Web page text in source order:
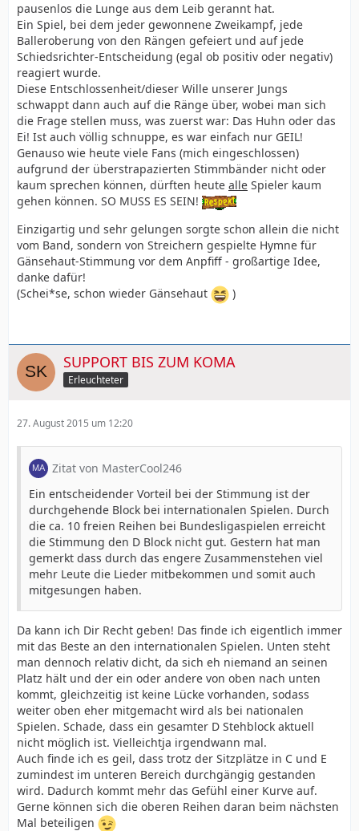
pausenlos die Lunge aus dem Leib gerannt hat.
Ein Spiel, bei dem jeder gewonnene Zweikampf, jede
Balleroberung von den Rängen gefeiert und auf jede
Schiedsrichter-Entscheidung (egal ob positiv oder negativ)
reagiert wurde.
Diese Entschlossenheit/dieser Wille unserer Jungs
schwappt dann auch auf die Ränge über, wobei man sich
die Frage stellen muss, was zuerst war: Das Huhn oder das
Ei! Ist auch völlig schnuppe, es war einfach nur GEIL!
Genauso wie heute viele Fans (mich eingeschlossen)
aufgrund der überstrapazierten Stimmbänder nicht oder
kaum sprechen können, dürften heute alle Spieler kaum
gehen können. SO MUSS ES SEIN!
Einzigartig und sehr gelungen sorgte schon allein die nicht
vom Band, sondern von Streichern gespielte Hymne für
Gänsehaut-Stimmung vor dem Anpfiff - großartige Idee,
danke dafür!
(Schei*se, schon wieder Gänsehaut
)
SUPPORT BIS ZUM KOMA
Erleuchteter
27. August 2015 um 12:20
Zitat von MasterCool246
Ein entscheidender Vorteil bei der Stimmung ist der
durchgehende Block bei internationalen Spielen. Durch
die ca. 10 freien Reihen bei Bundesligaspielen erreicht
die Stimmung den D Block nicht gut. Gestern hat man
gemerkt dass durch das engere Zusammenstehen viel
mehr Leute die Lieder mitbekommen und somit auch
mitgesungen haben.
Da kann ich Dir Recht geben! Das finde ich eigentlich immer
mit das Beste an den internationalen Spielen. Unten steht
man dennoch relativ dicht, da sich eh niemand an seinen
Platz hält und der ein oder andere von oben nach unten
kommt, gleichzeitig ist keine Lücke vorhanden, sodass
weiter oben eher mitgemacht wird als bei nationalen
Spielen. Schade, dass ein gesamter D Stehblock aktuell
nicht möglich ist. Vielleichtja irgendwann mal.
Auch finde ich es geil, dass trotz der Sitzplätze in C und E
zumindest im unteren Bereich durchgängig gestanden
wird. Dadurch kommt mehr das Gefühl einer Kurve auf.
Gerne können sich die oberen Reihen daran beim nächsten
Mal beteiligen